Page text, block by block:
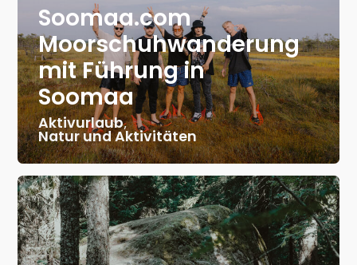
Soomaa.com
Moorschuhwanderung
mit Führung in
Soomaa
Aktivurlaub,
Natur und Aktivitäten